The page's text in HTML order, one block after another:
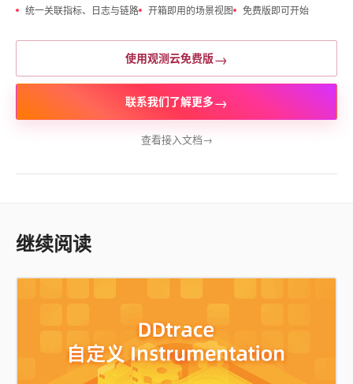
统一关联指标、日志与链路 开箱即用的场景视图 免费版即可开始
使用观测云免费版→
联系我们了解更多→
查看接入文档→
继续阅读